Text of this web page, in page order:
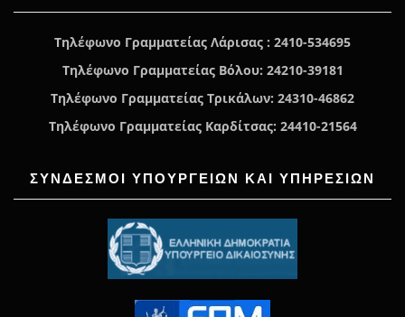
Τηλέφωνο Γραμματείας Λάρισας : 2410-534695
Τηλέφωνο Γραμματείας Βόλου: 24210-39181
Τηλέφωνο Γραμματείας Τρικάλων: 24310-46862
Τηλέφωνο Γραμματείας Καρδίτσας: 24410-21564
ΣΥΝΔΕΣΜΟΙ ΥΠΟΥΡΓΕΙΩΝ ΚΑΙ ΥΠΗΡΕΣΙΩΝ